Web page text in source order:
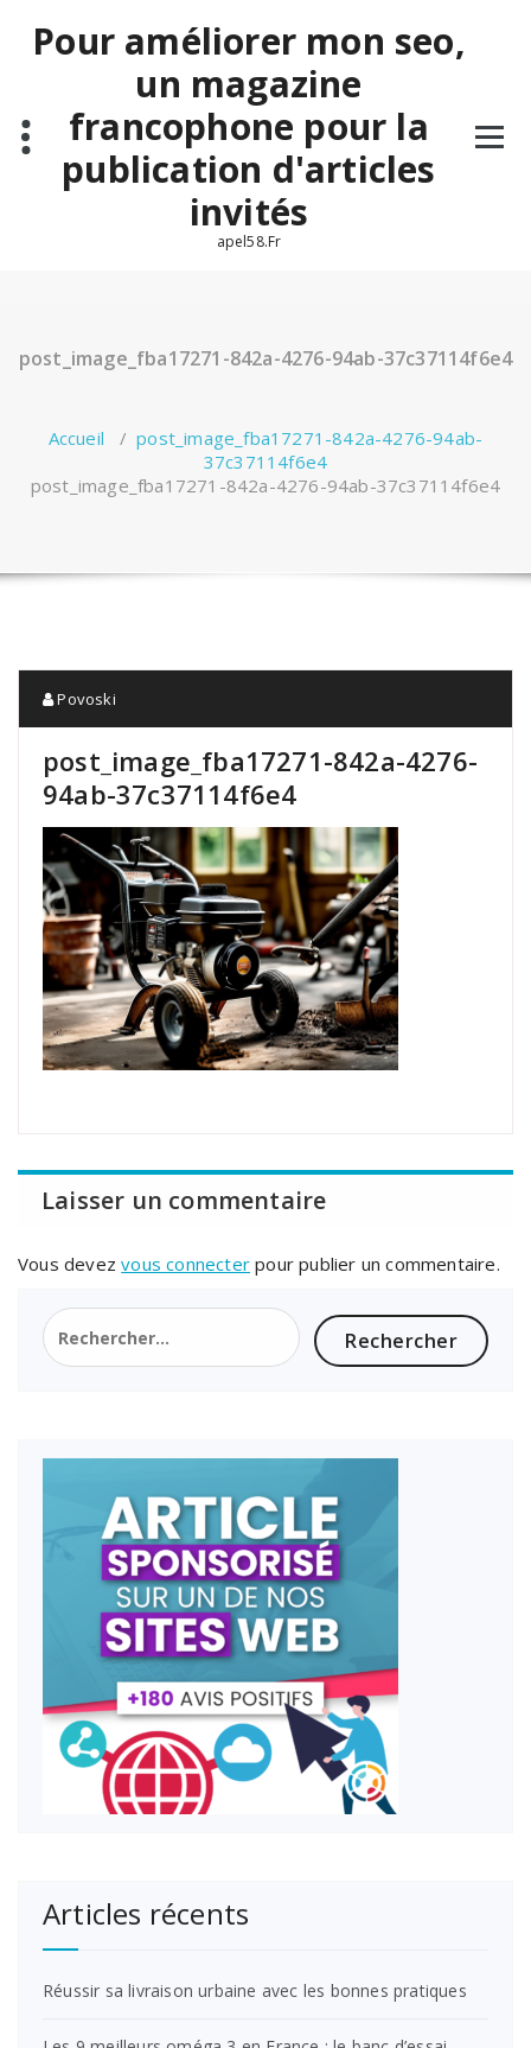
contenuPour améliorer mon seo,
un magazine
francophone pour la
publication d'articles
invités
apel58.Fr
post_image_fba17271-842a-4276-94ab-37c37114f6e4
Accueil /post_image_fba17271-842a-4276-94ab-
37c37114f6e4
post_image_fba17271-842a-4276-94ab-37c37114f6e4
Povoski
post_image_fba17271-842a-4276-
94ab-37c37114f6e4
Laisser un commentaire
Vous devezvous connecter pour publier un commentaire.
Rechercher :
Articles récents
Réussir sa livraison urbaine avec les bonnes pratiques